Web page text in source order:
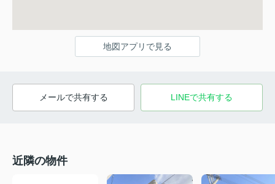
地図アプリで見る
メールで共有する LINEで共有する
近隣の物件